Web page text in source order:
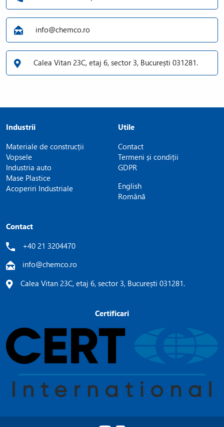
info@chemco.ro
Calea Vitan 23C, etaj 6, sector 3, București 031281.
Industrii
Materiale de construcții
Vopsele
Industria auto
Mase Plastice
Acoperiri Industriale
Utile
Contact
Termeni și condiții
GDPR
English
Română
Contact
+40 21 3204470
info@chemco.ro
Calea Vitan 23C, etaj 6, sector 3, București 031281.
Certificari